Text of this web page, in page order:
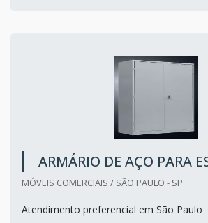
ARMÁRIO DE AÇO PARA
MÓVEIS COMERCIAIS / SÃO PAULO - SP
Atendimento preferencial em São Paulo